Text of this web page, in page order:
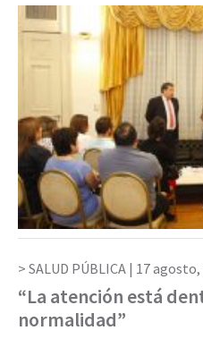
SALUD PÚBLICA | 17 agosto,
“La atención está
normalidad”